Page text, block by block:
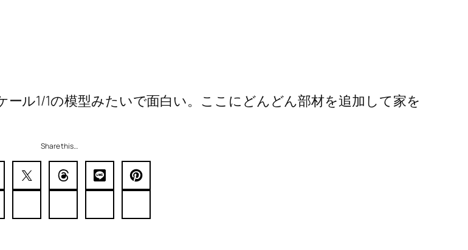
ル1/1の模型みたいで面白い。ここにどんどん部材を追加して家を
Share this…